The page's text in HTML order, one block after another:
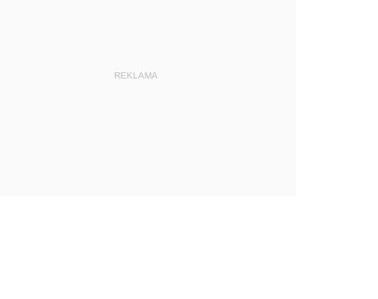
REKLAMA